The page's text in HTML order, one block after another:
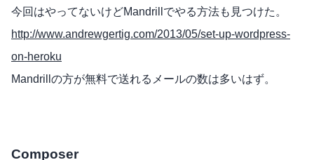
今回はやってないけどMandrillでやる方法も見つけた。
http://www.andrewgertig.com/2013/05/set-up-wordpress-
on-heroku
Mandrillの方が無料で送れるメールの数は多いはず。
Composer